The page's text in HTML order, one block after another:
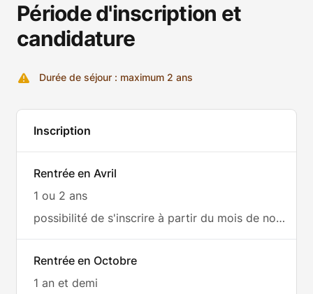
Période d'inscription et
candidature
Durée de séjour : maximum 2 ans
Inscription
Rentrée en Avril
1 ou 2 ans
possibilité de s'inscrire à partir du mois de novembre de l'année précédente
Rentrée en Octobre
1 an et demi